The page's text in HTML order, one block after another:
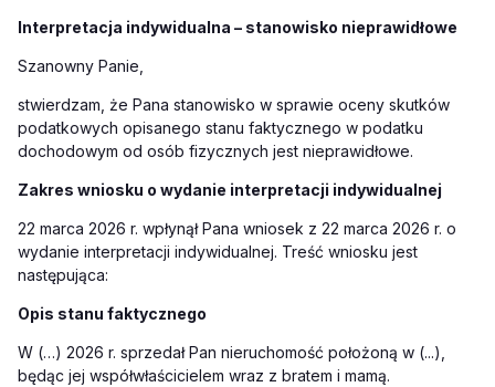
Interpretacja indywidualna – stanowisko nieprawidłowe
Szanowny Panie,
stwierdzam, że Pana stanowisko w sprawie oceny skutków
podatkowych opisanego stanu faktycznego w podatku
dochodowym od osób fizycznych jest nieprawidłowe.
Zakres wniosku o wydanie interpretacji indywidualnej
22 marca 2026 r. wpłynął Pana wniosek z 22 marca 2026 r. o
wydanie interpretacji indywidualnej. Treść wniosku jest
następująca:
Opis stanu faktycznego
W (…) 2026 r. sprzedał Pan nieruchomość położoną w (...),
będąc jej współwłaścicielem wraz z bratem i mamą.